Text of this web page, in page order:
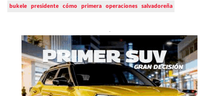
bukele presidente cómo primera operaciones salvadoreña